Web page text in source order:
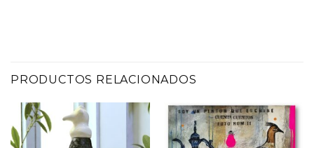
PRODUCTOS RELACIONADOS